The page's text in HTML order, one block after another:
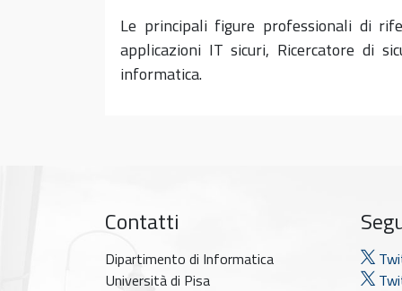
Le principali figure professionali di
applicazioni IT sicuri, Ricercatore di
informatica.
Contatti
Dipartimento di Informatica
Università di Pisa